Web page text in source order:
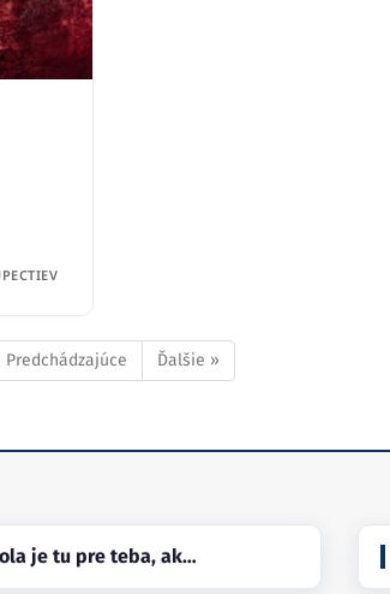
Predchádzajúce Ďalšie »
je tu pre teba, ak…